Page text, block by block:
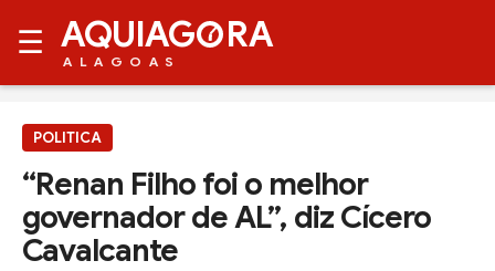
☰ AQUIAG RA
ALAGOAS
POLITICA
“Renan Filho foi o melhor
governador de AL”, diz Cícero
Cavalcante